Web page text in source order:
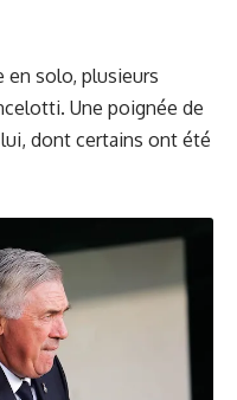
en solo, plusieurs
Une poignée de
dont certains ont été